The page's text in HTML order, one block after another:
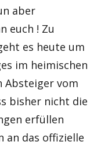
aber
euch ! Zu
es heute um
im heimischen
Absteiger vom
bisher nicht die
erfüllen
an das offizielle